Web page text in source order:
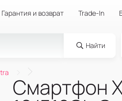
Гарантия и возврат Trade-In
Найти
Смартфон